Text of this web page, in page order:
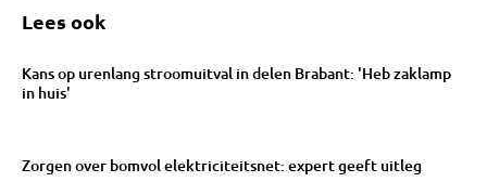
Lees ook
Kans op urenlang stroomuitval in delen Brabant: 'Heb zaklamp
in huis'
Zorgen over bomvol elektriciteitsnet: expert geeft uitleg